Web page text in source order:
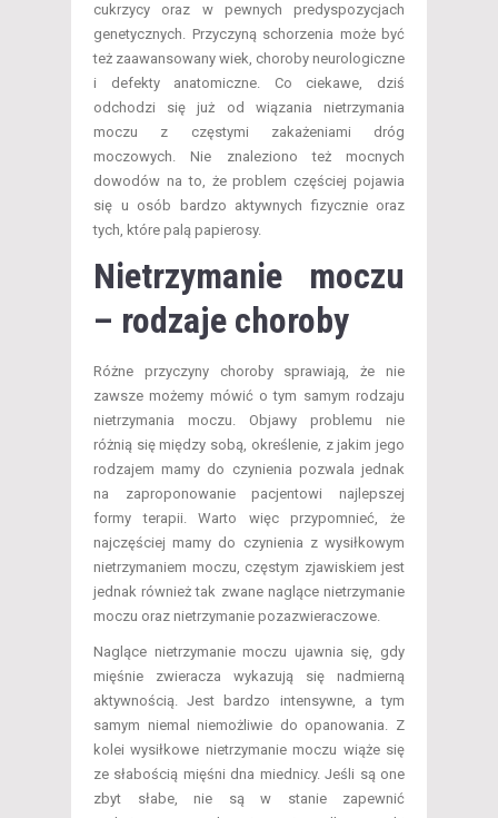
cukrzycy oraz w pewnych predyspozycjach
genetycznych. Przyczyną schorzenia może być
też zaawansowany wiek, choroby neurologiczne
i defekty anatomiczne. Co ciekawe, dziś
odchodzi się już od wiązania nietrzymania
moczu z częstymi zakażeniami dróg
moczowych. Nie znaleziono też mocnych
dowodów na to, że problem częściej pojawia
się u osób bardzo aktywnych fizycznie oraz
tych, które palą papierosy.
Nietrzymanie moczu
– rodzaje choroby
Różne przyczyny choroby sprawiają, że nie
zawsze możemy mówić o tym samym rodzaju
nietrzymania moczu. Objawy problemu nie
różnią się między sobą, określenie, z jakim jego
rodzajem mamy do czynienia pozwala jednak
na zaproponowanie pacjentowi najlepszej
formy terapii. Warto więc przypomnieć, że
najczęściej mamy do czynienia z wysiłkowym
nietrzymaniem moczu, częstym zjawiskiem jest
jednak również tak zwane naglące nietrzymanie
moczu oraz nietrzymanie pozazwieraczowe.
Naglące nietrzymanie moczu ujawnia się, gdy
mięśnie zwieracza wykazują się nadmierną
aktywnością. Jest bardzo intensywne, a tym
samym niemal niemożliwie do opanowania. Z
kolei wysiłkowe nietrzymanie moczu wiąże się
ze słabością mięśni dna miednicy. Jeśli są one
zbyt słabe, nie są w stanie zapewnić